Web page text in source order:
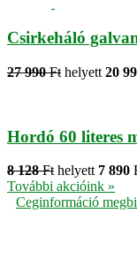
Csirkeháló
27 990 Ft helyett 20
Hordó 60 literes
8 128 Ft helyett 7 890
További akcióink »
Ceginformáció